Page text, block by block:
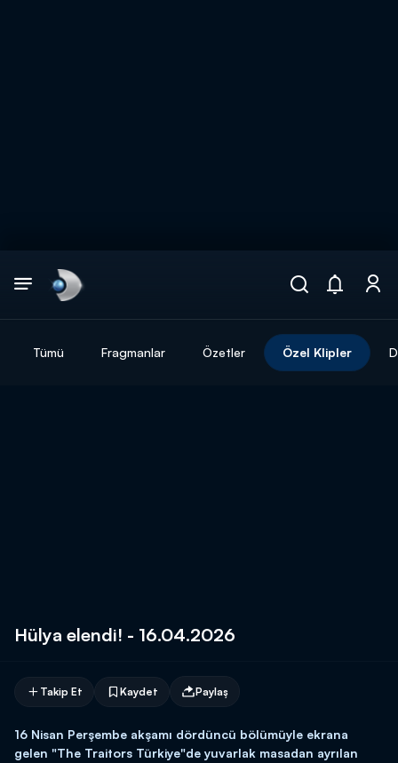
Tümü Fragmanlar Özetler Özel Klipler
Hülya elendi! - 16.04.2026
Takip Et Kaydet Paylaş
16 Nisan Perşembe akşamı dördüncü bölümüyle ekrana
gelen "The Traitors Türkiye"de yuvarlak masadan ayrılan